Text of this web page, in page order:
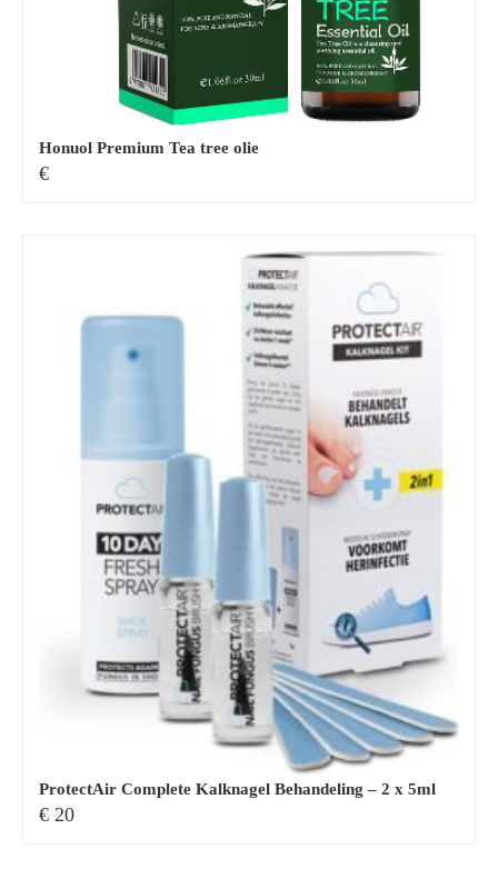
Honuol Premium Tea tree olie
€
ProtectAir Complete Kalknagel Behandeling – 2 x 5ml
€ 20